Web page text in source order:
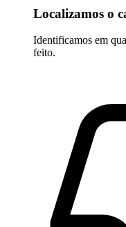
Localizamos o
Identificamos em
feito.